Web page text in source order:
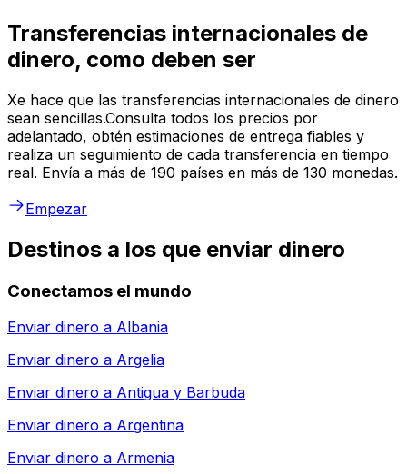
Transferencias internacionales de
dinero, como deben ser
Xe hace que las transferencias internacionales de dinero
sean sencillas.Consulta todos los precios por
adelantado, obtén estimaciones de entrega fiables y
realiza un seguimiento de cada transferencia en tiempo
real. Envía a más de 190 países en más de 130 monedas.
Empezar
Destinos a los que enviar dinero
Conectamos el mundo
Enviar dinero a Albania
Enviar dinero a Argelia
Enviar dinero a Antigua y Barbuda
Enviar dinero a Argentina
Enviar dinero a Armenia